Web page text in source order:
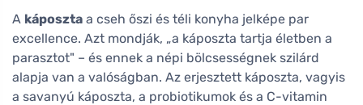
A káposzta a cseh őszi és téli konyha jelképe par
excellence. Azt mondják, „a káposzta tartja életben a
parasztot" – és ennek a népi bölcsességnek szilárd
alapja van a valóságban. Az erjesztett káposzta, vagyis
a savanyú káposzta, a probiotikumok és a C-vitamin